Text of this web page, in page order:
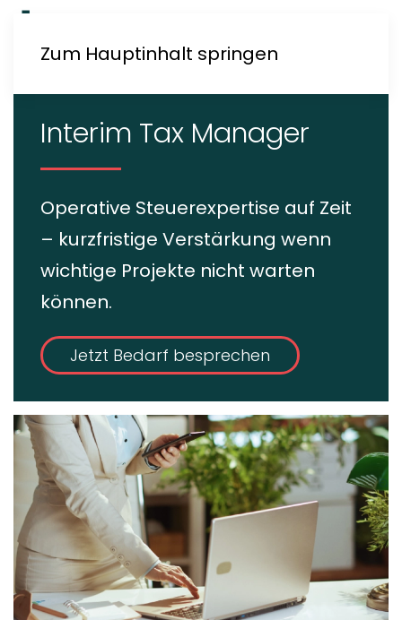
Zum Hauptinhalt springen
Interim Tax Manager
Operative Steuerexpertise auf Zeit
– kurzfristige Verstärkung wenn
wichtige Projekte nicht warten
können.
Jetzt Bedarf besprechen